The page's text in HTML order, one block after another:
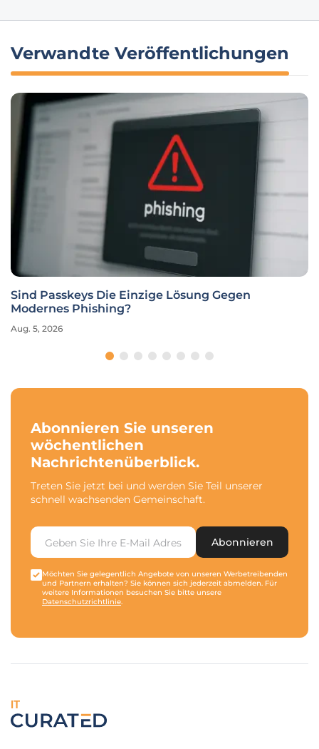
Verwandte Veröffentlichungen
Sind Passkeys Die Einzige Lösung Gegen
Modernes Phishing?
Aug. 5, 2026
Abonnieren Sie unseren
wöchentlichen
Nachrichtenüberblick.
Treten Sie jetzt bei und werden Sie Teil unserer
schnell wachsenden Gemeinschaft.
Abonnieren
Möchten Sie gelegentlich Angebote von unseren Werbetreibenden
und Partnern erhalten? Sie können sich jederzeit abmelden. Für
weitere Informationen besuchen Sie bitte unsere
Datenschutzrichtlinie.
IT